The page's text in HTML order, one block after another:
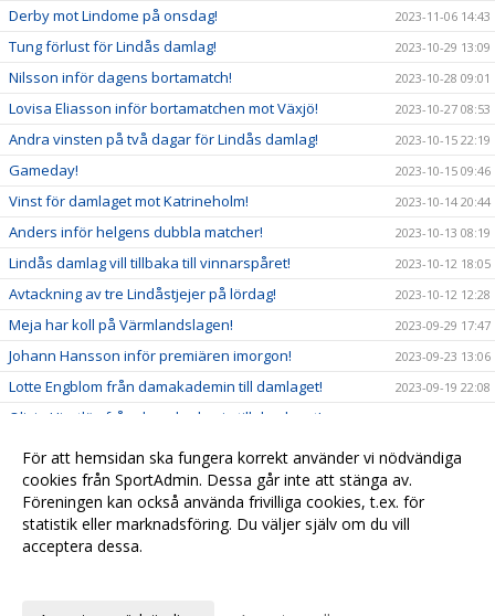
Derby mot Lindome på onsdag! 2023-11-06 14:43
Tung förlust för Lindås damlag! 2023-10-29 13:09
Nilsson inför dagens bortamatch! 2023-10-28 09:01
Lovisa Eliasson inför bortamatchen mot Växjö! 2023-10-27 08:53
Andra vinsten på två dagar för Lindås damlag! 2023-10-15 22:19
Gameday! 2023-10-15 09:46
Vinst för damlaget mot Katrineholm! 2023-10-14 20:44
Anders inför helgens dubbla matcher! 2023-10-13 08:19
Lindås damlag vill tillbaka till vinnarspåret! 2023-10-12 18:05
Avtackning av tre Lindåstjejer på lördag! 2023-10-12 12:28
Meja har koll på Värmlandslagen! 2023-09-29 17:47
Johann Hansson inför premiären imorgon! 2023-09-23 13:06
Lotte Engblom från damakademin till damlaget! 2023-09-19 22:08
Olivia Hjortlöv från damakademin till damlaget!
Truppbygget fortsätter med Jennifer Johnsson!
2023-09-06 12:32
2023-09-06 11:56
Ung powerforward ansluter till Lindås damlag! 2023-05-05 08:29
För att hemsidan ska fungera korrekt använder vi nödvändiga
cookies från SportAdmin. Dessa går inte att stänga av.
Föreningen kan också använda frivilliga cookies, t.ex. för
statistik eller marknadsföring. Du väljer själv om du vill
acceptera dessa.